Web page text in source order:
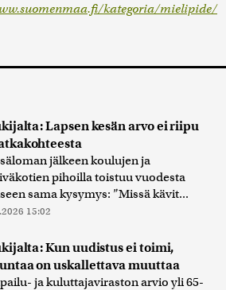
kategoria/mielipide/
Lapsen kesän arvo ei riipu
jälkeen koulujen ja
pihoilla toistuu vuodesta
sama kysymys: ”Missä kävit...
15:02
Kun uudistus ei toimi,
on uskallettava muuttaa
ja kuluttajaviraston arvio yli 65-